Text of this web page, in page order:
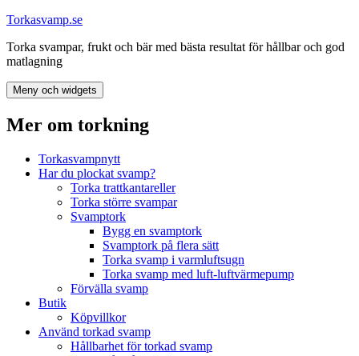
Hoppa
innehåll
Torkasvamp.se
Torka svampar, frukt och bär med bästa resultat för hållbar och god
matlagning
Meny och widgets
Mer om torkning
Torkasvampnytt
Har du plockat svamp?
Torka trattkantareller
Torka större svampar
Svamptork
Bygg en svamptork
Svamptork på flera sätt
Torka svamp i varmluftsugn
Torka svamp med luft-luftvärmepump
Förvälla svamp
Butik
Köpvillkor
Använd torkad svamp
Hållbarhet för torkad svamp